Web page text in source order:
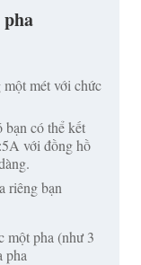
mét với chức
có thể kết
với đồng hồ
riêng bạn
một pha (như 3
pha